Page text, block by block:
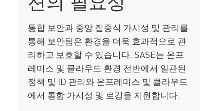
통합 보안과 중앙 집중식 가시성 및 관리를
통해 보안팀은 환경을 더욱 효과적으로 관
리하고 보호할 수 있습니다. SASE는 온프
레미스 및 클라우드 환경 전반에서 일관된
정책 및 ID 관리와 온프레미스 및 클라우드
에서 통합 가시성 및 로깅을 지원합니다.